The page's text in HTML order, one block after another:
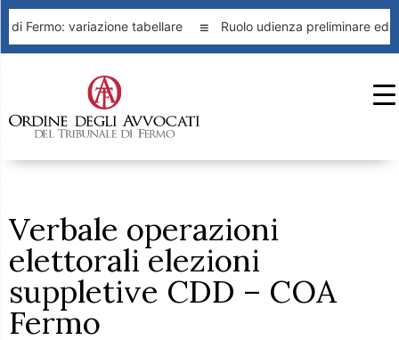
Fermo: variazione tabellare Ruolo udienza preliminare ed
Verbale operazioni
elettorali elezioni
suppletive CDD – COA
Fermo